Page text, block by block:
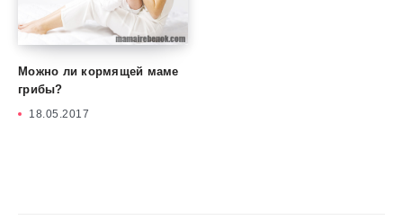
Можно ли кормящей маме
грибы?
18.05.2017